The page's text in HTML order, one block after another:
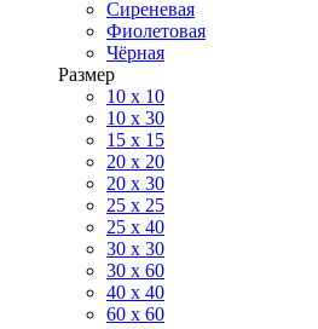
Сиреневая
Фиолетовая
Чёрная
Размер
10 х 10
10 x 30
15 x 15
20 х 20
20 x 30
25 x 25
25 x 40
30 x 30
30 х 60
40 х 40
60 х 60